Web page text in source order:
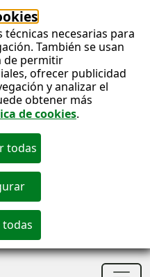
técnicas necesarias para
También se usan
de permitir
ofrecer publicidad
y analizar el
obtener más
de cookies.